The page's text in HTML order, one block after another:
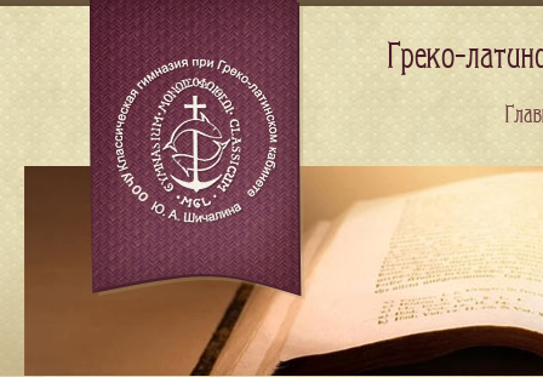
Греко-